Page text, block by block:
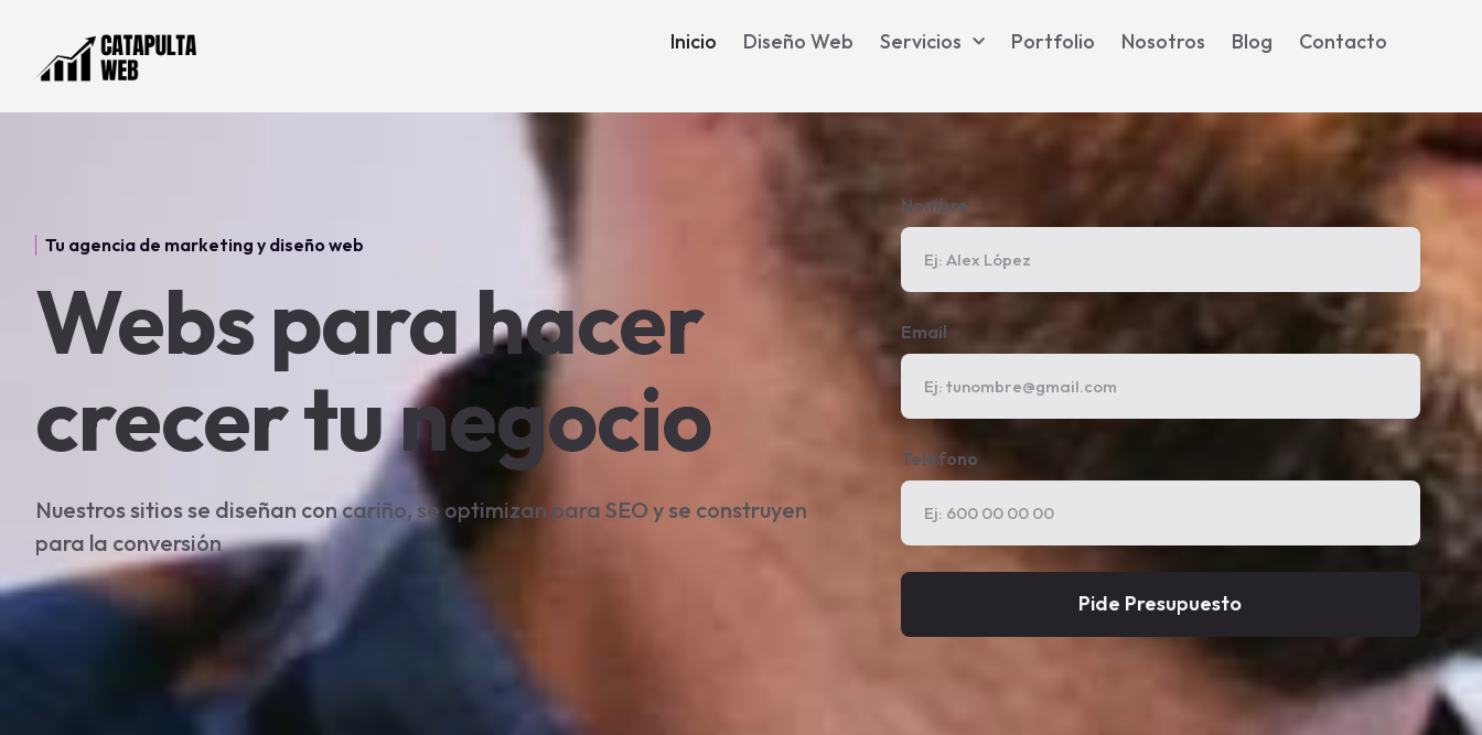
Inicio Diseño Web Servicios Portfolio Nosotros Blog Contacto
Tu agencia de marketing y diseño web
Webs para hacer
crecer tu negocio
Nuestros sitios se diseñan con cariño, se optimizan para SEO y se construyen
para la conversión
Nombre
Email
Teléfono
Pide Presupuesto